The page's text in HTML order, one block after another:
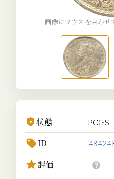
画像にマウスを合わせ
状態
PCGS
ID
評価